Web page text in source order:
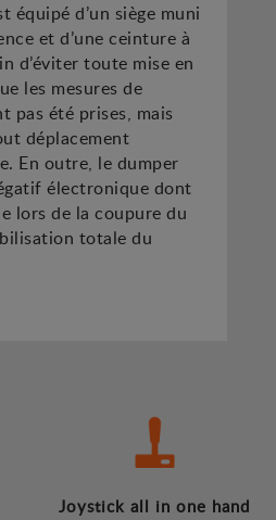
équipé d’un siège muni
et d’une ceinture à
d’éviter toute mise en
les mesures de
pas été prises, mais
déplacement
En outre, le dumper
électronique dont
lors de la coupure du
totale du
Joystick all in one hand